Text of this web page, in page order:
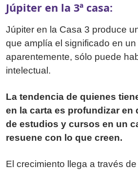
Júpiter en la 3ª casa:
Júpiter en la Casa 3 produce
que amplía el significado en
aparentemente, sólo puede
intelectual.
La tendencia de quienes
en la carta es profundizar en
de estudios y cursos en un
resuene con lo que creen.
El crecimiento llega a través